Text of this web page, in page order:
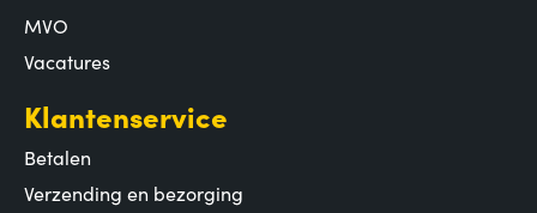
MVO
Vacatures
Klantenservice
Betalen
Verzending en bezorging